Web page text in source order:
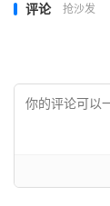
评论 抢沙发